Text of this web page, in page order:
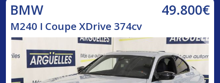
BMW 49.800€
M240 I Coupe XDrive 374cv